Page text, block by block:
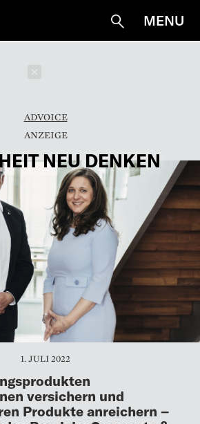
Suche
MENU
ADVOICE
NEU DENKEN
1. JULI 2022
versichern und
Produkte anreichern –